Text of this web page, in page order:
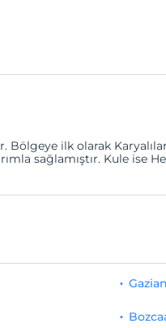
Bölgeye ilk olarak
sağlamıştır. Kule ise